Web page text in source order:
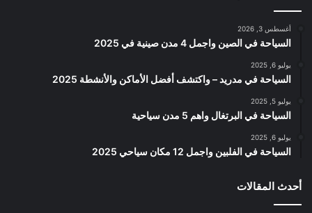
أغسطس 3, 2026
السياحة في الصين واجمل 4 مدن صينية في 2025
يوليو 6, 2025
السياحة في مدريد – واكتشف أفضل الأماكن والأنشطة 2025
يوليو 5, 2025
السياحة في البرتغال واهم 5 مدن سياحية
يوليو 6, 2025
السياحة في الفلبين واجمل 12 مكان سياحي 2025
أحدث المقالات